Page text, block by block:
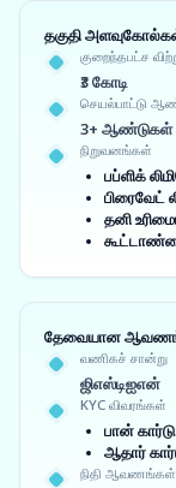
தகுதி
குறைந்தபட்ச
₹3 கோடி
செயல்பாட்டு
3+ ஆண்டுகள்
நிறுவனங்கள்
பப்ளிக்
பிரைவேட்
தனி
தேவையான
வணிகச் சான்று
ஜிஎஸ்டிஐஎன்
KYC விவரங்கள்
பான் கார்டு
ஆதார்
நிதி